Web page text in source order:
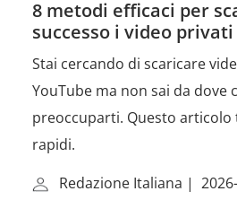
8 metodi efficaci per
successo i video privati
Stai cercando di scaricare
YouTube ma non sai da dove
preoccuparti. Questo
rapidi.
Redazione Italiana |